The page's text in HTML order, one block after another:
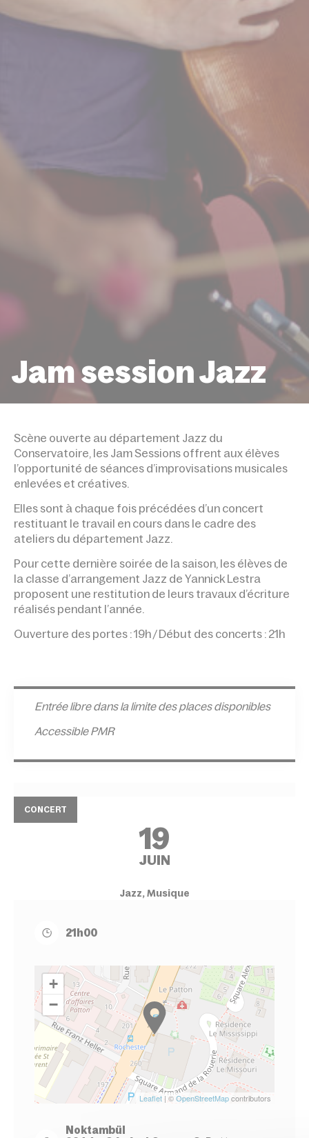
Jam session Jazz
Scène ouverte au département Jazz du
Conservatoire, les Jam Sessions offrent aux élèves
l’opportunité de séances d’improvisations musicales
enlevées et créatives.
Elles sont à chaque fois précédées d’un concert
restituant le travail en cours dans le cadre des
ateliers du département Jazz.
Pour cette dernière soirée de la saison, les élèves de
la classe d’arrangement Jazz de Yannick Lestra
proposent une restitution de leurs travaux d’écriture
réalisés pendant l’année.
Ouverture des portes : 19h / Début des concerts : 21h
Entrée libre dans la limite des places disponibles
Accessible PMR
CONCERT
19
JUIN
Jazz, Musique
21h00
+
−
Leaflet| ©OpenStreetMapcontributors
Noktambül